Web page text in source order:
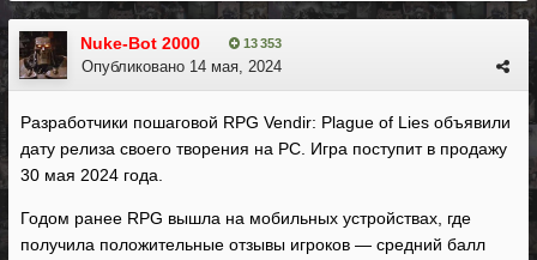
Nuke-Bot 2000 13 353
Опубликовано 14 мая, 2024
Разработчики пошаговой RPG Vendir: Plague of Lies объявили
дату релиза своего творения на PC. Игра поступит в продажу
30 мая 2024 года.
Годом ранее RPG вышла на мобильных устройствах, где
получила положительные отзывы игроков — средний балл